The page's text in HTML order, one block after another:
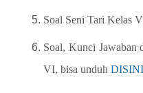
Soal Seni Tari Kelas
Soal, Kunci Jawaban
VI, bisa unduh DISINI